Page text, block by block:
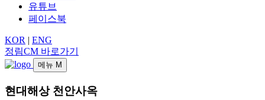
유튜브
페이스북
KOR | ENG
정림CM 바로가기
메뉴 M
현대해상 천안사옥